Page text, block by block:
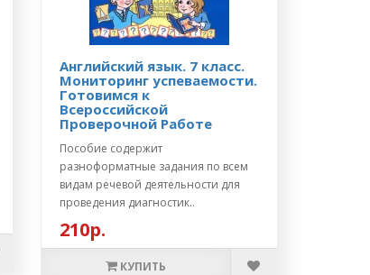
Английский язык. 7 класс.
Мониторинг успеваемости.
Готовимся к
Всероссийской
Проверочной Работе
Пособие содержит
разноформатные задания по всем
видам речевой деятельности для
проведения диагностик..
210р.
КУПИТЬ